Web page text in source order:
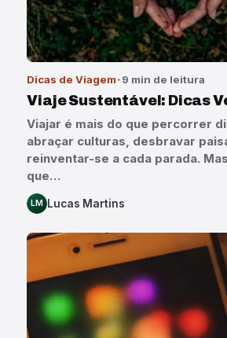
Dicas de Viagem 9 min de leitura
Viaje Sustentável: Dicas
Viajar é mais do que percorrer
abraçar culturas, desbravar
reinventar-se a cada parada.
que…
LM Lucas Martins